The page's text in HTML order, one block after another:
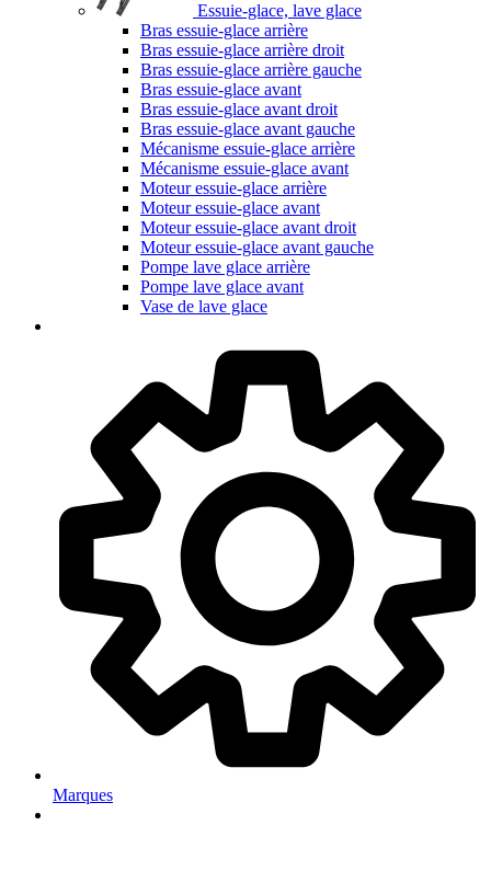
Essuie-glace, lave glace
Bras essuie-glace arrière
Bras essuie-glace arrière droit
Bras essuie-glace arrière gauche
Bras essuie-glace avant
Bras essuie-glace avant droit
Bras essuie-glace avant gauche
Mécanisme essuie-glace arrière
Mécanisme essuie-glace avant
Moteur essuie-glace arrière
Moteur essuie-glace avant
Moteur essuie-glace avant droit
Moteur essuie-glace avant gauche
Pompe lave glace arrière
Pompe lave glace avant
Vase de lave glace
Marques